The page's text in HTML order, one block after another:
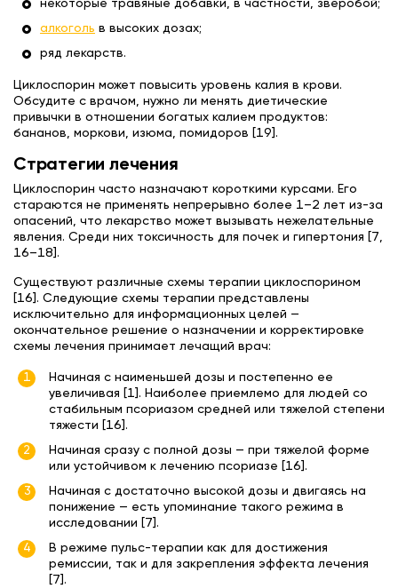
некоторые травяные добавки, в частности, зверобой;
алкоголь в высоких дозах;
ряд лекарств.
Циклоспорин может повысить уровень калия в крови.
Обсудите с врачом, нужно ли менять диетические
привычки в отношении богатых калием продуктов:
бананов, моркови, изюма, помидоров [19].
Стратегии лечения
Циклоспорин часто назначают короткими курсами. Его
стараются не применять непрерывно более 1–2 лет из-за
опасений, что лекарство может вызывать нежелательные
явления. Среди них токсичность для почек и гипертония [7,
16–18].
Существуют различные схемы терапии циклоспорином
[16]. Следующие схемы терапии представлены
исключительно для информационных целей —
окончательное решение о назначении и корректировке
схемы лечения принимает лечащий врач:
Начиная с наименьшей дозы и постепенно ее
увеличивая [1]. Наиболее приемлемо для людей со
стабильным псориазом средней или тяжелой степени
тяжести [16].
Начиная сразу с полной дозы — при тяжелой форме
или устойчивом к лечению псориазе [16].
Начиная с достаточно высокой дозы и двигаясь на
понижение — есть упоминание такого режима в
исследовании [7].
В режиме пульс-терапии как для достижения
ремиссии, так и для закрепления эффекта лечения
[7].